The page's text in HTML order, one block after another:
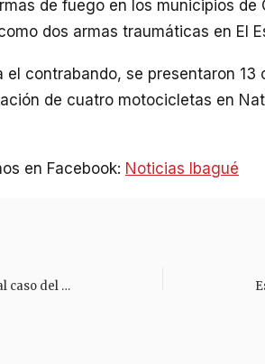
de fuego en los municipios de
dos armas traumáticas en El
contrabando, se presentaron
de cuatro motocicletas en
en Facebook: Noticias Ibagué
Clínica Tolima se pronunció frente al caso del fallecimiento del habitante de calle en Ibagué